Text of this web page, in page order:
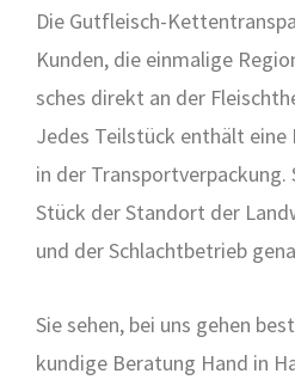
Die Gut­fleisch-
Kun­den, die ein­ma­li­ge
sches direkt an der
Jedes Teil­stück ent­hält eine
in der Trans­port­ver­pa­ckung.
Stück der Stand­ort der
und der Schlacht­be­trieb
Sie sehen, bei uns gehen
kun­di­ge Bera­tung Hand in